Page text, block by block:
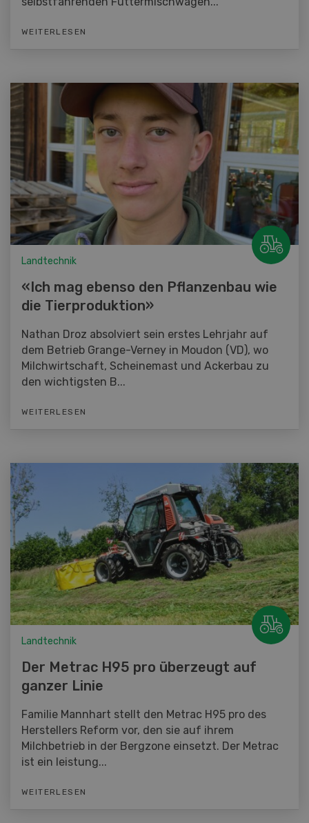
WEITERLESEN
Landtechnik
«Ich mag ebenso den Pflanzenbau wie
die Tierproduktion»
Nathan Droz absolviert sein erstes Lehrjahr auf
dem Betrieb Grange-Verney in Moudon (VD), wo
Milchwirtschaft, Scheinemast und Ackerbau zu
den wichtigsten B...
WEITERLESEN
Landtechnik
Der Metrac H95 pro überzeugt auf
ganzer Linie
Familie Mannhart stellt den Metrac H95 pro des
Herstellers Reform vor, den sie auf ihrem
Milchbetrieb in der Bergzone einsetzt. Der Metrac
ist ein leistung...
WEITERLESEN